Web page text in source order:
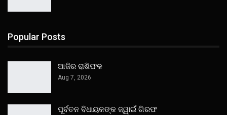
Popular Posts
ଆଜିର ରାଶିଫଳ
Aug 7, 2026
ପୂର୍ବତନ ବିଧାୟକଙ୍କ ଜ୍ୱାଇଁ ଗିରଫ